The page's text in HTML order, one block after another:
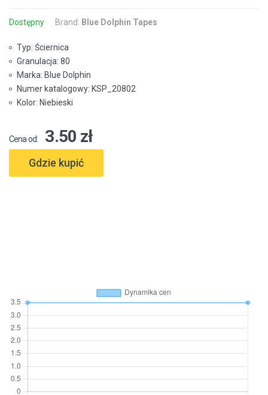
Dostępny Brand: Blue Dolphin Tapes
Typ: Ściernica
Granulacja: 80
Marka: Blue Dolphin
Numer katalogowy: KSP_20802
Kolor: Niebieski
Cena od: 3.50 zł
Gdzie kupić